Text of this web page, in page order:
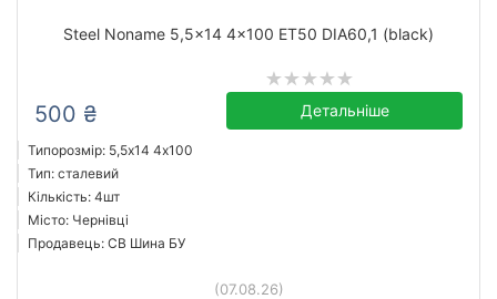
Steel Noname 5,5x14 4x100 ET50 DIA60,1 (black)
500 ₴ Детальніше
Типорозмір: 5,5x14 4х100
Тип: сталевий
Кількість: 4шт
Місто: Чернівці
Продавець: СВ Шина БУ
(07.08.26)